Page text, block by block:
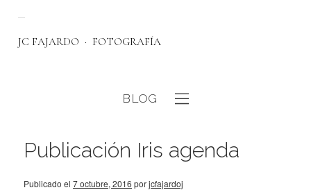
JC FAJARDO FOTOGRAFÍA
BLOG
Publicación Iris agenda
Publicado el 7 octubre, 2016 porjcfajardoj